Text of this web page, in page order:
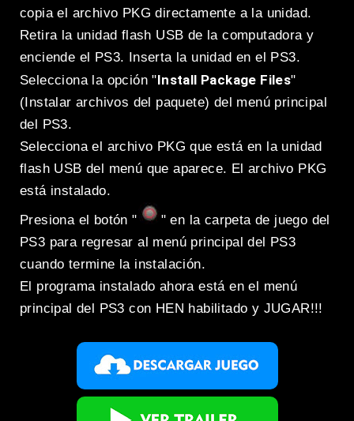
copia el archivo PKG directamente a la unidad.
Retira la unidad flash USB de la computadora y
enciende el PS3. Inserta la unidad en el PS3.
Selecciona la opción "Install Package Files"
(Instalar archivos del paquete) del menú principal
del PS3.
Selecciona el archivo PKG que está en la unidad
flash USB del menú que aparece. El archivo PKG
está instalado.
Presiona el botón "
" en la carpeta de juego del
PS3 para regresar al menú principal del PS3
cuando termine la instalación.
El programa instalado ahora está en el menú
principal del PS3 con HEN habilitado y JUGAR!!!